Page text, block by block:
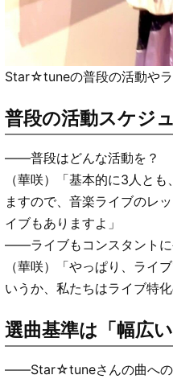
Star☆tuneの普段の活動やラ
普段の活動スケジ
――普段はどんな活動を？
（華咲）「基本的に3人と
ますので、音楽ライブのレ
イブもありますよ」
――ライブもコンスタントに
（華咲）「やっぱり、ライ
いうか、私たちはライブ特
選曲基準は「幅広
――Star☆tuneさんの曲への